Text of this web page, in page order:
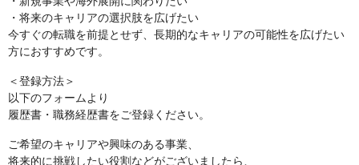
・将来のキャリアの選択肢を広げたい
今すぐの転職を前提とせず、長期的なキャリアの可能性を広げたい
方におすすめです。
＜登録方法＞
以下のフォームより
履歴書・職務経歴書をご登録ください。
ご希望のキャリアや興味のある事業、
将来的に挑戦したい役割などがございましたら、